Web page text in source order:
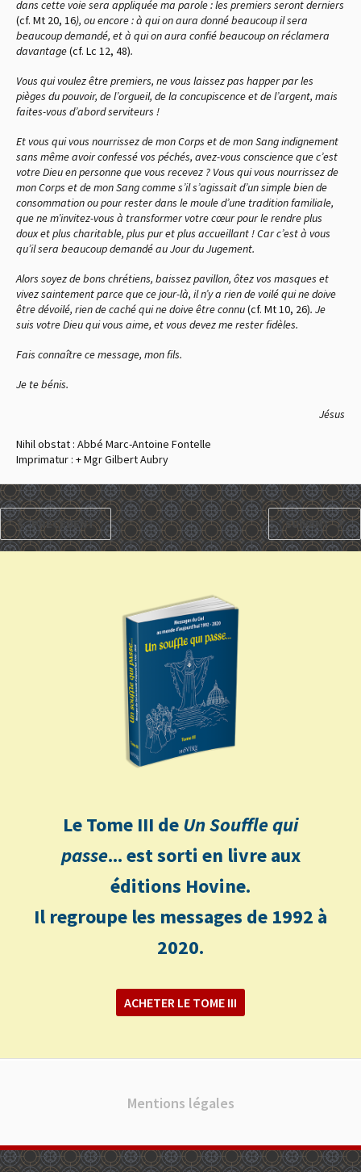
dans cette voie sera appliquée ma parole : les premiers seront derniers
(cf. Mt 20, 16), ou encore : à qui on aura donné beaucoup il sera
beaucoup demandé, et à qui on aura confié beaucoup on réclamera
davantage(cf. Lc 12, 48).
Vous qui voulez être premiers, ne vous laissez pas happer par les
pièges du pouvoir, de l’orgueil, de la concupiscence et de l’argent, mais
faites-vous d’abord serviteurs !
Et vous qui vous nourrissez de mon Corps et de mon Sang indignement
sans même avoir confessé vos péchés, avez-vous conscience que c’est
votre Dieu en personne que vous recevez ? Vous qui vous nourrissez de
mon Corps et de mon Sang comme s’il s’agissait d’un simple bien de
consommation ou pour rester dans le moule d’une tradition familiale,
que ne m’invitez-vous à transformer votre cœur pour le rendre plus
doux et plus charitable, plus pur et plus accueillant ! Car c’est à vous
qu’il sera beaucoup demandé au Jour du Jugement.
Alors soyez de bons chrétiens, baissez pavillon, ôtez vos masques et
vivez saintement parce que ce jour-là, il n’y a rien de voilé qui ne doive
être dévoilé, rien de caché qui ne doive être connu(cf. Mt 10, 26). Je
suis votre Dieu qui vous aime, et vous devez me rester fidèles.
Fais connaître ce message, mon fils.
Je te bénis.
Jésus
Nihil obstat : Abbé Marc-Antoine Fontelle
Imprimatur : + Mgr Gilbert Aubry
PRÉCÉDENT SUIVANT
Le Tome III deUn Souffle qui
passe... est sorti en livre aux
éditions Hovine.
Il regroupe les messages de 1992 à
2020.
ACHETER LE TOME III
Mentions légales